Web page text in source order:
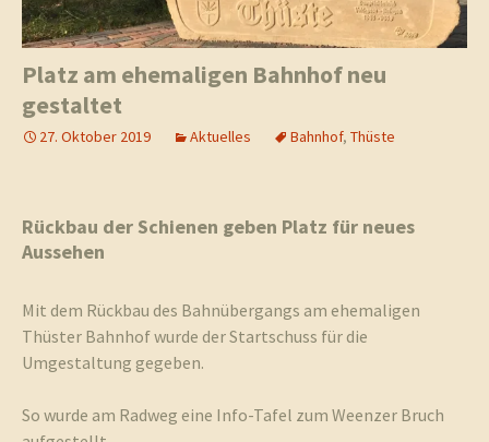
Platz am ehemaligen Bahnhof neu
gestaltet
27. Oktober 2019 Aktuelles Bahnhof, Thüste
Rückbau der Schienen geben Platz für neues
Aussehen
Mit dem Rückbau des Bahnübergangs am ehemaligen
Thüster Bahnhof wurde der Startschuss für die
Umgestaltung gegeben.
So wurde am Radweg eine Info-Tafel zum Weenzer Bruch